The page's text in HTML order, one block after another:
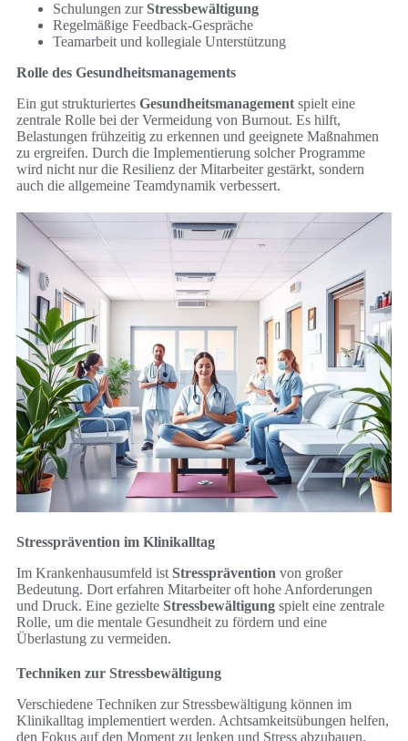
Schulungen zurStressbewältigung
Regelmäßige Feedback-Gespräche
Teamarbeit und kollegiale Unterstützung
Rolle des Gesundheitsmanagements
Ein gut strukturiertes Gesundheitsmanagement spielt eine
zentrale Rolle bei der Vermeidung von Burnout. Es hilft,
Belastungen frühzeitig zu erkennen und geeignete Maßnahmen
zu ergreifen. Durch die Implementierung solcher Programme
wird nicht nur die Resilienz der Mitarbeiter gestärkt, sondern
auch die allgemeine Teamdynamik verbessert.
Stressprävention im Klinikalltag
Im Krankenhausumfeld istStressprävention von großer
Bedeutung. Dort erfahren Mitarbeiter oft hohe Anforderungen
und Druck. Eine gezielte Stressbewältigung spielt eine zentrale
Rolle, um die mentale Gesundheit zu fördern und eine
Überlastung zu vermeiden.
Techniken zur Stressbewältigung
Verschiedene Techniken zur Stressbewältigung können im
Klinikalltag implementiert werden. Achtsamkeitsübungen helfen,
den Fokus auf den Moment zu lenken und Stress abzubauen.